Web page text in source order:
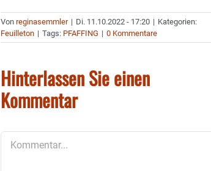
Vonreginasemmler | Di. 11.10.2022 - 17:20 | Kategorien:
Feuilleton | Tags: PFAFFING | 0 Kommentare
Hinterlassen Sie einen
Kommentar